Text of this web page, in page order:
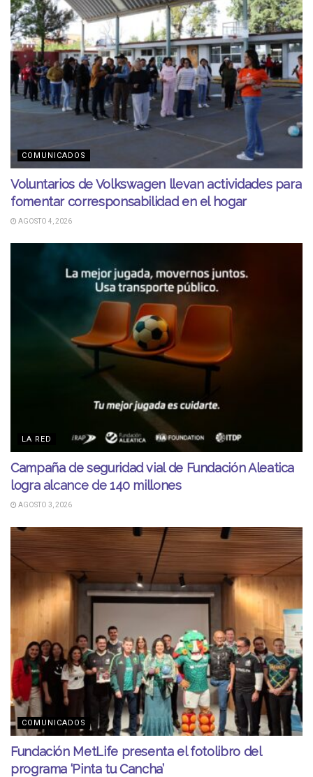
COMUNICADOS
Voluntarios de Volkswagen llevan actividades para
fomentar corresponsabilidad en el hogar
AGOSTO 4, 2026
LA RED
Campaña de seguridad vial de Fundación Aleatica
logra alcance de 140 millones
AGOSTO 3, 2026
COMUNICADOS
Fundación MetLife presenta el fotolibro del
programa ‘Pinta tu Cancha’